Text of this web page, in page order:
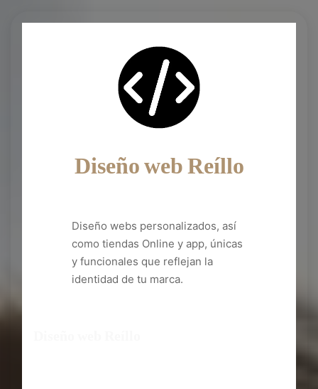
Diseño web Reíllo
Diseño webs personalizados, así
como tiendas Online y app, únicas
y funcionales que reflejan la
identidad de tu marca.